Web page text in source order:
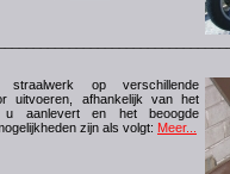
op verschillende
uitvoeren, afhankelijk van het
aanlevert en het beoogde
zijn als volgt: Meer...